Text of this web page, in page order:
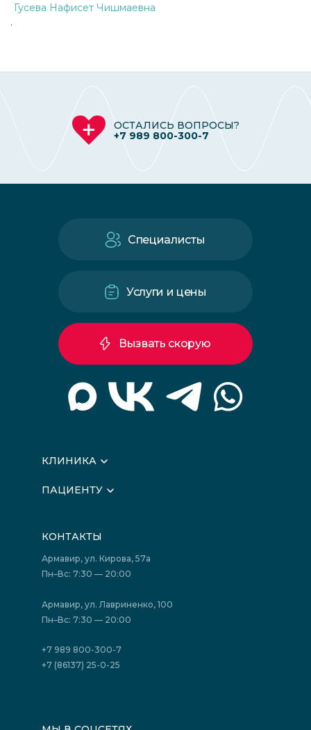
Гусева Нафисет Чишмаевна
.
ОСТАЛИСЬ ВОПРОСЫ?
+7 989 800-300-7
КЛИНИКА
Вышестоящие организации
Лицензии
Фотогалерея
Политика конфиденциальности
Акции
ПАЦИЕНТУ
Подготовка к сдаче анализов
Акции
Отзывы
Государственные программы
Юридическим лицам
Специалисты
Услуги и цены
Вызвать скорую
КОНТАКТЫ
Армавир, ул. Кирова, 57а
Пн–Вс: 7:30 — 20:00
Армавир, ул. Лавриненко, 100
Пн–Вс: 7:30 — 20:00
+7 989 800-300-7
+7 (86137) 25-0-25